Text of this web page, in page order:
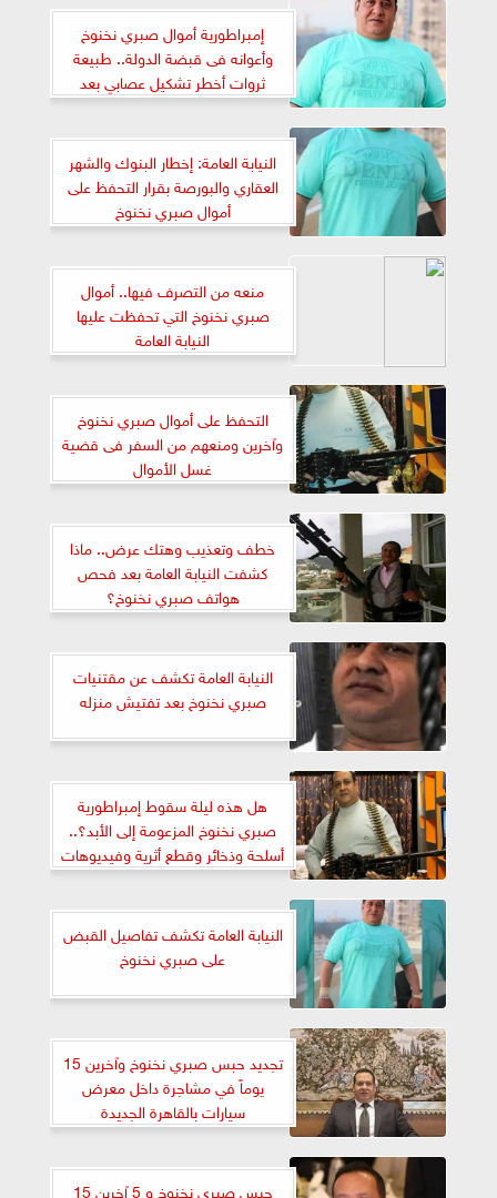
إمبراطورية أموال صبري نخنوخ
وأعوانه فى قبضة الدولة.. طبيعة
ثروات أخطر تشكيل عصابي بعد
التحفظ عليها
النيابة العامة: إخطار البنوك والشهر
العقاري والبورصة بقرار التحفظ على
أموال صبري نخنوخ
منعه من التصرف فيها.. أموال
صبري نخنوخ التي تحفظت عليها
النيابة العامة
التحفظ على أموال صبري نخنوخ
وآخرين ومنعهم من السفر فى قضية
غسل الأموال
خطف وتعذيب وهتك عرض.. ماذا
كشفت النيابة العامة بعد فحص
هواتف صبري نخنوخ؟
النيابة العامة تكشف عن مقتنيات
صبري نخنوخ بعد تفتيش منزله
هل هذه ليلة سقوط إمبراطورية
صبري نخنوخ المزعومة إلى الأبد؟..
أسلحة وذخائر وقطع أثرية وفيديوهات
توثق جرائم التشكيل العصابي
النيابة العامة تكشف تفاصيل القبض
على صبري نخنوخ
تجديد حبس صبري نخنوخ وآخرين 15
يوماً في مشاجرة داخل معرض
سيارات بالقاهرة الجديدة
حبس صبري نخنوخ و 5 آخرين 15